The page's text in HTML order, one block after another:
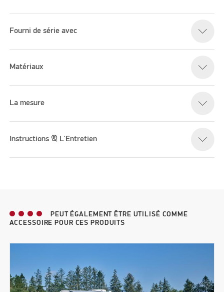
Fourni de série avec
Matériaux
La mesure
Instructions & L'Entretien
PEUT ÉGALEMENT ÊTRE UTILISÉ COMME
ACCESSOIRE POUR CES PRODUITS